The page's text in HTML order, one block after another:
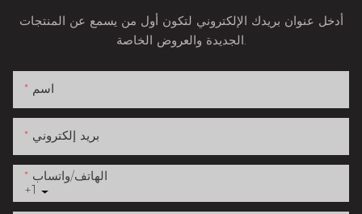
أدخل عنوان بريدك الإلكتروني لتكون أول من يسمع عن المنتجات
الجديدة والعروض الخاصة.
اسم
بريد إلكتروني
+1
الهاتف/واتساب